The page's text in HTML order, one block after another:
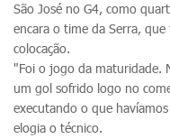
São José no G4, como
encara o time da Serra,
colocação.
"Foi o jogo da maturidade.
um gol sofrido logo no
executando o que
elogia o técnico.